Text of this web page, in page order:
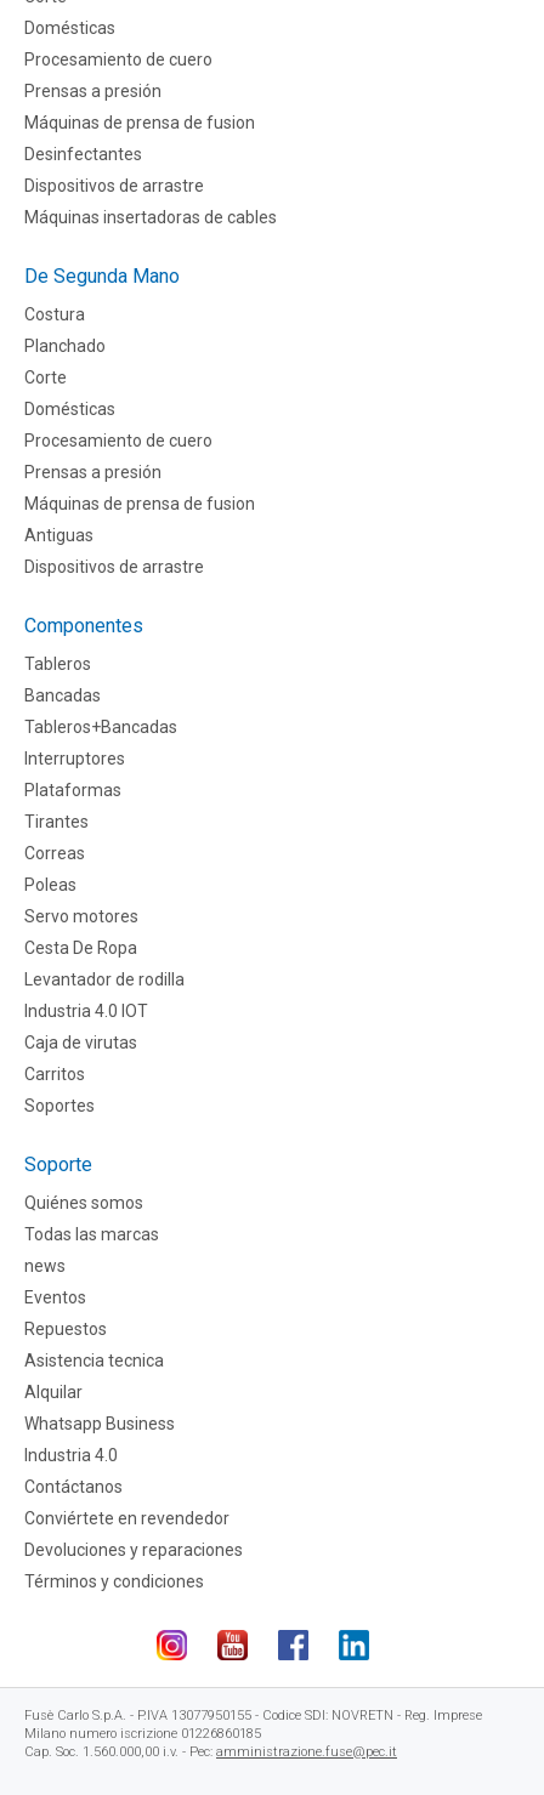
Domésticas
Procesamiento de cuero
Prensas a presión
Máquinas de prensa de fusion
Desinfectantes
Dispositivos de arrastre
Máquinas insertadoras de cables
De Segunda Mano
Costura
Planchado
Corte
Domésticas
Procesamiento de cuero
Prensas a presión
Máquinas de prensa de fusion
Antiguas
Dispositivos de arrastre
Componentes
Tableros
Bancadas
Tableros+Bancadas
Interruptores
Plataformas
Tirantes
Correas
Poleas
Servo motores
Cesta De Ropa
Levantador de rodilla
Industria 4.0 IOT
Caja de virutas
Carritos
Soportes
Soporte
Quiénes somos
Todas las marcas
news
Eventos
Repuestos
Asistencia tecnica
Alquilar
Whatsapp Business
Industria 4.0
Contáctanos
Conviértete en revendedor
Devoluciones y reparaciones
Términos y condiciones
Fusè Carlo S.p.A. - P.IVA 13077950155 - Codice SDI: NOVRETN - Reg. Imprese
Milano numero iscrizione 01226860185
Cap. Soc. 1.560.000,00 i.v. - Pec: amministrazione.fuse@pec.it